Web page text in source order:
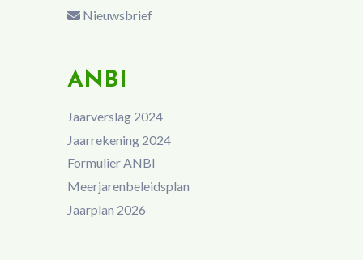
Nieuwsbrief
ANBI
Jaarverslag 2024
Jaarrekening 2024
Formulier ANBI
Meerjarenbeleidsplan
Jaarplan 2026